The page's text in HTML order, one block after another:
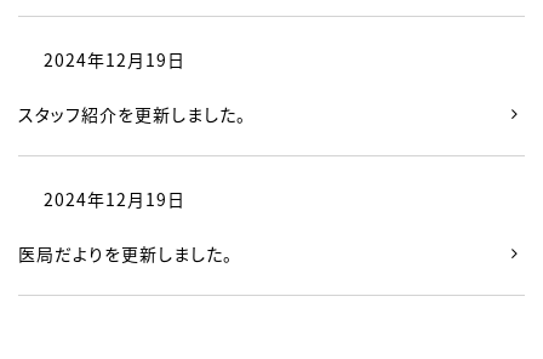
2024年12月19日
スタッフ紹介を更新しました。
2024年12月19日
医局だよりを更新しました。